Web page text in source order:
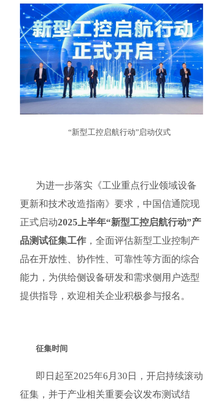
“新型工控启航行动”启动仪式
为进一步落实 《工业重点行业领域设备
更新和技术改造指南》 要求， 中国信通院现
正式启动2025上半年“新型工控启航行动”产
品测试征集工作 ， 全面评估新型工业控制产
品在开放性、协作性、可靠性等方面的综合
能力，为供给侧设备研发和需求侧用户选型
提供指导， 欢迎相关企业积极参与报名。
征集时间
即日起至2025年6 月30 日，开启持续滚动
征集， 并于产业相关重要会议发布测试结